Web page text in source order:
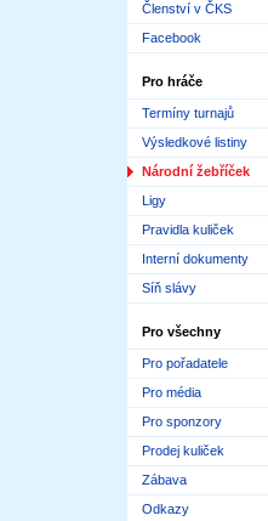
Členství v ČKS
Facebook
Pro hráče
Termíny turnajů
Výsledkové listiny
Národní žebříček
Ligy
Pravidla kuliček
Interní dokumenty
Síň slávy
Pro všechny
Pro pořadatele
Pro média
Pro sponzory
Prodej kuliček
Zábava
Odkazy